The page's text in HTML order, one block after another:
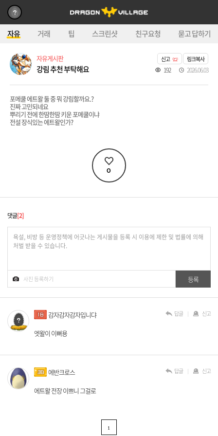
자유 거래 팁 스크린샷 친구요청 묻고 답하기
자유게시판
강림 추천 부탁해요
신고 링크복사
192 2026.06.03
포메쿨 에트왈 둘 중 뭐 강림할까요.?
진짜 고민되네요
뿌리기 전에 한땀한땀 키운 포메쿨이냐
전설 장식있는 에트왈인가?
0
댓글 2
감자감자감자입니댜
엣왈이 이뻐용
답글 신고
에반크로스
에트왈 전장 이쁘니 그걸로
답글 신고
1